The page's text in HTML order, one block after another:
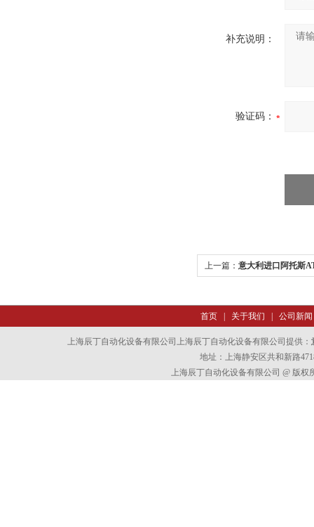
补充说明：
验证码：
上一篇： 意大利进口阿托斯
首页| 关于我们 公司新闻
上海辰丁自动化设备有限公司上海辰丁自动化设备有限公司提供：
地址：上海静安区共和新路
上海辰丁自动化设备有限公司 @ 版权